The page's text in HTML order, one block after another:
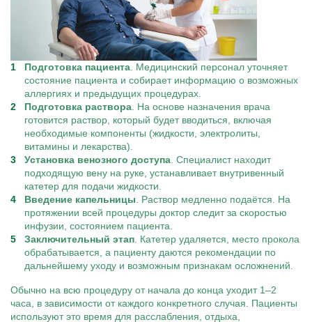
Подготовка пациента . Медицинский персонал уточняет
состояние пациента и собирает информацию о возможных
аллергиях и предыдущих процедурах.
Подготовка раствора . На основе назначения врача
готовится раствор, который будет вводиться, включая
необходимые компоненты (жидкости, электролиты,
витамины и лекарства).
Установка венозного доступа . Специалист находит
подходящую вену на руке, устанавливает внутривенный
катетер для подачи жидкости.
Введение капельницы . Раствор медленно подаётся. На
протяжении всей процедуры доктор следит за скоростью
инфузии, состоянием пациента.
Заключительный этап . Катетер удаляется, место прокола
обрабатывается, а пациенту даются рекомендации по
дальнейшему уходу и возможным признакам осложнений.
Обычно на всю процедуру от начала до конца уходит 1–2
часа, в зависимости от каждого конкретного случая. Пациенты
используют это время для расслабления, отдыха,